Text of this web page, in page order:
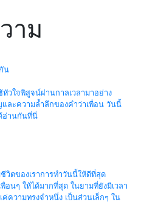
าม
หัวใจพิสูจน์ผ่านกาลเวลามาอย่าง
ะความล้ำลึกของคำว่าเพื่อน วันนี้
อ่านกันที่นี่
วิตของเราการทำวันนี้ให้ดีที่สุด
อนๆ ให้ได้มากที่สุด ในยามที่ยังมีเวลา
ค่ความทรงจำหนึ่ง เป็นส่วนเล็กๆ ใน